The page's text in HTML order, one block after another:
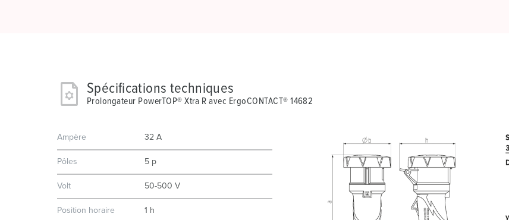
Spécifications techniques
Prolongateur PowerTOP® Xtra R avec ErgoCONTACT® 14682
Ampère 32 A
Pôles 5 p
Volt 50-500 V
Position horaire 1 h